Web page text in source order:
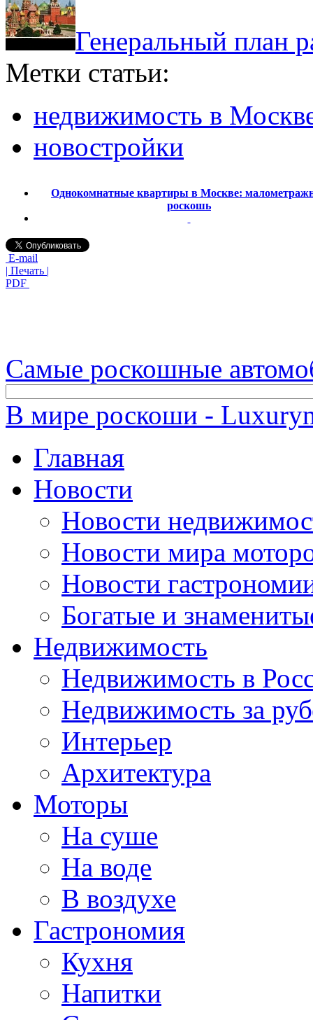
Генеральный план
Метки статьи:
недвижимость в
новостройки
Однокомнатные квартиры в Москве:
роскошь
E-mail
| Печать |
PDF
Самые роскошные
В мире роскоши -
Главная
Новости
Новости
Новости мира
Новости
Богатые и
Недвижимость
Недвижимость в
Недвижимость за
Интерьер
Архитектура
Моторы
На суше
На воде
В воздухе
Гастрономия
Кухня
Напитки